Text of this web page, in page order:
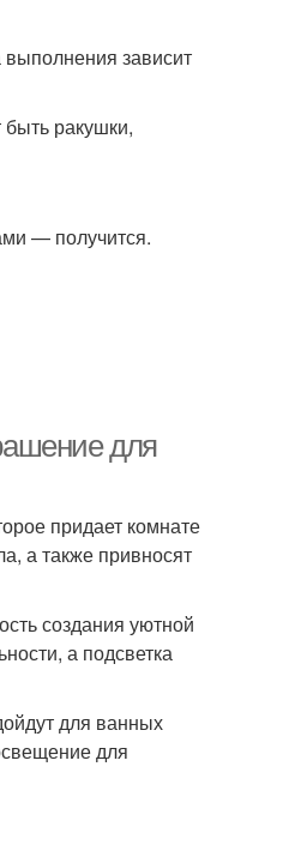
выполнения зависит
ракушки,
— получится.
для
придает комнате
а также привносят
создания уютной
а подсветка
для ванных
для